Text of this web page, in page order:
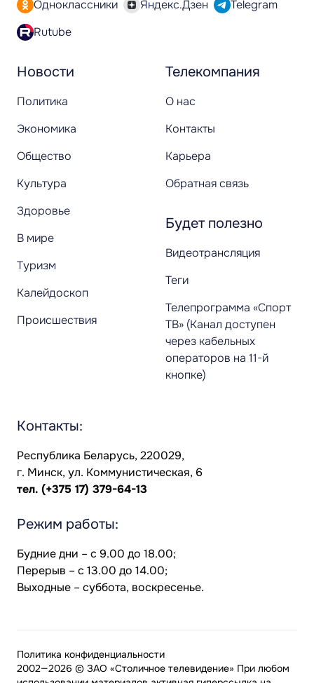
Новости
Политика
Экономика
Общество
Культура
Здоровье
В мире
Туризм
Калейдоскоп
Происшествия
Телекомпания
О нас
Контакты
Карьера
Обратная связь
Будет полезно
Видеотрансляция
Теги
Телепрограмма «Спорт
ТВ» (Канал доступен
через кабельных
операторов на 11-й
кнопке)
Одноклассники
Яндекс.Дзен
Telegram
Rutube
Контакты:
Республика Беларусь, 220029,
г. Минск, ул. Коммунистическая, 6
тел. (+375 17) 379-64-13
Режим работы:
Будние дни – с 9.00 до 18.00;
Перерыв – с 13.00 до 14.00;
Выходные – суббота, воскресенье.
2002—2026 © ЗАО «Столичное телевидение» При любом
Политика конфиденциальности